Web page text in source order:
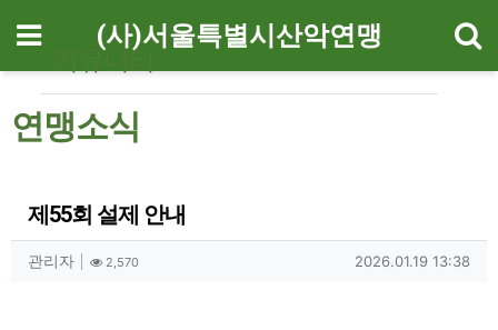
메뉴 (사)서울특별시산악연맹
커뮤니티
연맹소식
제55회 설제 안내
작성자 정보
관리자 작성2,570조회 작성일
2026.01.19 13:38